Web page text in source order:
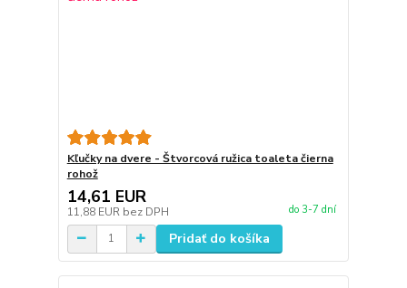
Kľučky na dvere - Štvorcová ružica toaleta čierna
rohož
14,61 EUR
11,88 EUR bez DPH do 3-7 dní
Pridať do košíka